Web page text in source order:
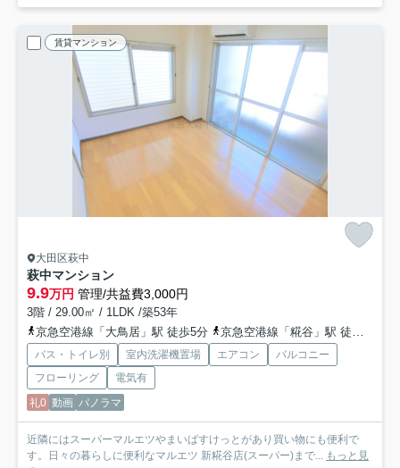
賃貸マンション
大田区萩中
萩中マンション
9.9万円 管理/共益費3,000円
3階 / 29.00㎡ / 1LDK /築53年
京急空港線「大鳥居」駅 徒歩5分
京急空港線「糀谷」駅 徒歩12分
バス・トイレ別 室内洗濯機置場 エアコン
バルコニー
フローリング
電気有
礼0 動画 パノラマ
近隣にはスーパーマルエツやまいばすけっとがあり買い物にも便利で
す。日々の暮らしに便利なマルエツ 新糀谷店(スーパー)まで... もっと見